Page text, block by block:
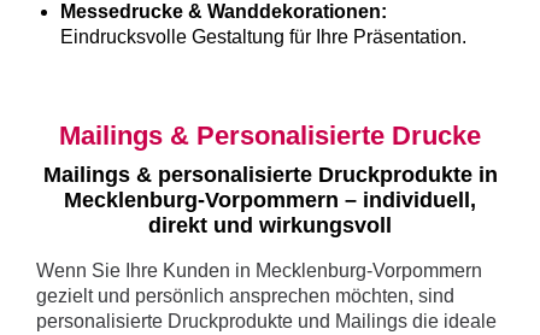
Messedrucke & Wanddekorationen:
Eindrucksvolle Gestaltung für Ihre Präsentation.
Mailings & Personalisierte Drucke
Mailings & personalisierte Druckprodukte in
Mecklenburg-Vorpommern – individuell,
direkt und wirkungsvoll
Wenn Sie Ihre Kunden in Mecklenburg-Vorpommern
gezielt und persönlich ansprechen möchten, sind
personalisierte Druckprodukte und Mailings die ideale